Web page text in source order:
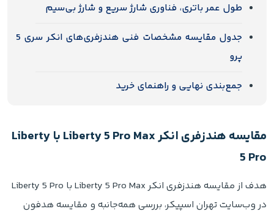
طول عمر باتری، فناوری شارژ سریع و شارژ بی‌سیم
جدول مقایسه مشخصات فنی هندزفری‌های انکر سری 5
پرو
جمع‌بندی نهایی و راهنمای خرید
مقایسه هندزفری انکر Liberty 5 Pro Max با Liberty
5 Pro
هدف از مقایسه هندزفری انکر Liberty 5 Pro Max با Liberty 5 Pro
در وب‌سایت تهران اسپیکر، بررسی همه‌جانبه و مقایسه هدفون